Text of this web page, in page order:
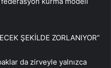
ŞEKİLDE ZORLANIYOR”
da zirveyle yalnızca